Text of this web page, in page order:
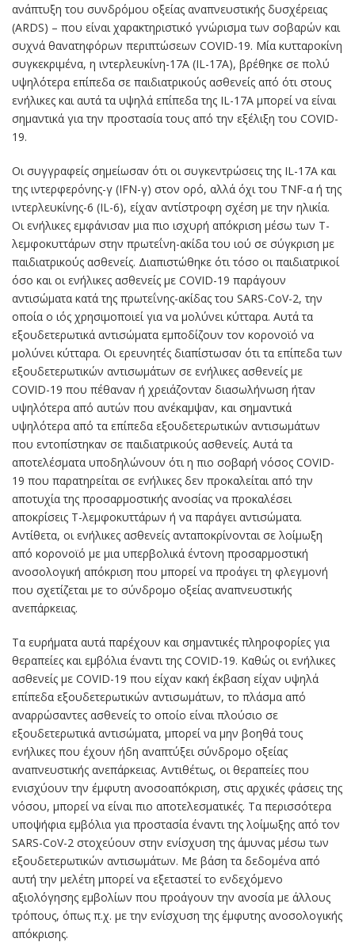
ανάπτυξη του συνδρόμου οξείας αναπνευστικής δυσχέρειας
(ARDS) – που είναι χαρακτηριστικό γνώρισμα των σοβαρών και
συχνά θανατηφόρων περιπτώσεων COVID-19. Μία κυτταροκίνη
συγκεκριμένα, η ιντερλευκίνη-17Α (IL-17A), βρέθηκε σε πολύ
υψηλότερα επίπεδα σε παιδιατρικούς ασθενείς από ότι στους
ενήλικες και αυτά τα υψηλά επίπεδα της IL-17A μπορεί να είναι
σημαντικά για την προστασία τους από την εξέλιξη του COVID-
19.
Οι συγγραφείς σημείωσαν ότι οι συγκεντρώσεις της IL-17A και
της ιντερφερόνης-γ (IFN-γ) στον ορό, αλλά όχι του TNF-α ή της
ιντερλευκίνης-6 (IL-6), είχαν αντίστροφη σχέση με την ηλικία.
Οι ενήλικες εμφάνισαν μια πιο ισχυρή απόκριση μέσω των Τ-
λεμφοκυττάρων στην πρωτεΐνη-ακίδα του ιού σε σύγκριση με
παιδιατρικούς ασθενείς. Διαπιστώθηκε ότι τόσο οι παιδιατρικοί
όσο και οι ενήλικες ασθενείς με COVID-19 παράγουν
αντισώματα κατά της πρωτεΐνης-ακίδας του SARS-CoV-2, την
οποία ο ιός χρησιμοποιεί για να μολύνει κύτταρα. Αυτά τα
εξουδετερωτικά αντισώματα εμποδίζουν τον κορονοϊό να
μολύνει κύτταρα. Οι ερευνητές διαπίστωσαν ότι τα επίπεδα των
εξουδετερωτικών αντισωμάτων σε ενήλικες ασθενείς με
COVID-19 που πέθαναν ή χρειάζονταν διασωλήνωση ήταν
υψηλότερα από αυτών που ανέκαμψαν, και σημαντικά
υψηλότερα από τα επίπεδα εξουδετερωτικών αντισωμάτων
που εντοπίστηκαν σε παιδιατρικούς ασθενείς. Αυτά τα
αποτελέσματα υποδηλώνουν ότι η πιο σοβαρή νόσος COVID-
19 που παρατηρείται σε ενήλικες δεν προκαλείται από την
αποτυχία της προσαρμοστικής ανοσίας να προκαλέσει
αποκρίσεις Τ-λεμφοκυττάρων ή να παράγει αντισώματα.
Αντίθετα, οι ενήλικες ασθενείς ανταποκρίνονται σε λοίμωξη
από κορονοϊό με μια υπερβολικά έντονη προσαρμοστική
ανοσολογική απόκριση που μπορεί να προάγει τη φλεγμονή
που σχετίζεται με το σύνδρομο οξείας αναπνευστικής
ανεπάρκειας.
Τα ευρήματα αυτά παρέχουν και σημαντικές πληροφορίες για
θεραπείες και εμβόλια έναντι της COVID-19. Καθώς οι ενήλικες
ασθενείς με COVID-19 που είχαν κακή έκβαση είχαν υψηλά
επίπεδα εξουδετερωτικών αντισωμάτων, το πλάσμα από
αναρρώσαντες ασθενείς το οποίο είναι πλούσιο σε
εξουδετερωτικά αντισώματα, μπορεί να μην βοηθά τους
ενήλικες που έχουν ήδη αναπτύξει σύνδρομο οξείας
αναπνευστικής ανεπάρκειας. Αντιθέτως, οι θεραπείες που
ενισχύουν την έμφυτη ανοσοαπόκριση, στις αρχικές φάσεις της
νόσου, μπορεί να είναι πιο αποτελεσματικές. Τα περισσότερα
υποψήφια εμβόλια για προστασία έναντι της λοίμωξης από τον
SARS-CoV-2 στοχεύουν στην ενίσχυση της άμυνας μέσω των
εξουδετερωτικών αντισωμάτων. Με βάση τα δεδομένα από
αυτή την μελέτη μπορεί να εξεταστεί το ενδεχόμενο
αξιολόγησης εμβολίων που προάγουν την ανοσία με άλλους
τρόπους, όπως π.χ. με την ενίσχυση της έμφυτης ανοσολογικής
απόκρισης.